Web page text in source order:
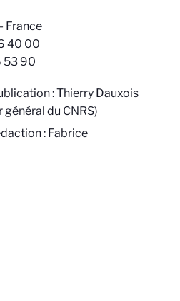
France
40 00
53 90
:Thierry Dauxois
du CNRS)
: Fabrice